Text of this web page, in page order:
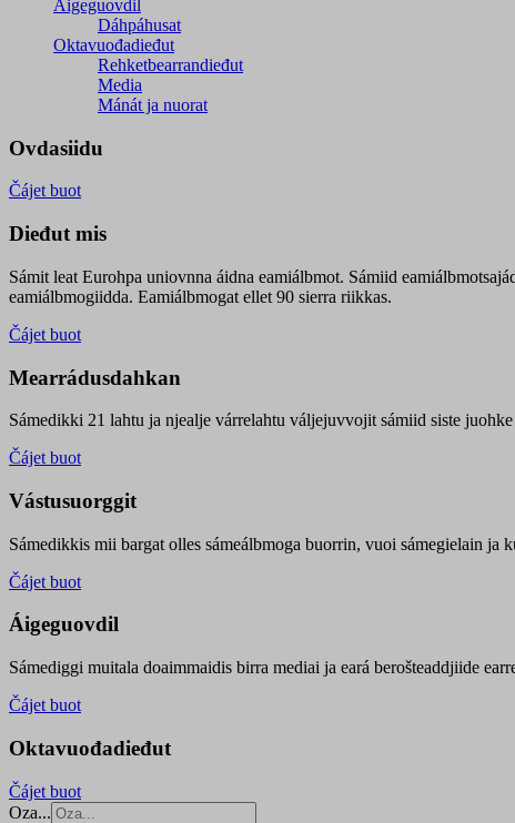
Áigeguovdil
Dáhpáhusat
Oktavuođadieđut
Rehketbearrandieđut
Media
Mánát ja nuorat
Ovdasiidu
Čájet buot
Dieđut mis
Sámit leat Eurohpa uniovnna áidna eamiálbmot. Sámiid
eamiálbmogiidda. Eamiálbmogat ellet 90 sierra riikkas.
Čájet buot
Mearrádusdahkan
Sámedikki 21 lahtu ja njealje várrelahtu váljejuvvojit sámiid siste
Čájet buot
Vástusuorggit
Sámedikkis mii bargat olles sámeálbmoga buorrin, vuoi sámegielain ja
Čájet buot
Áigeguovdil
Sámediggi muitala doaimmaidis birra mediai ja eará berošteaddjiide
Čájet buot
Oktavuođadieđut
Čájet buot
Oza...